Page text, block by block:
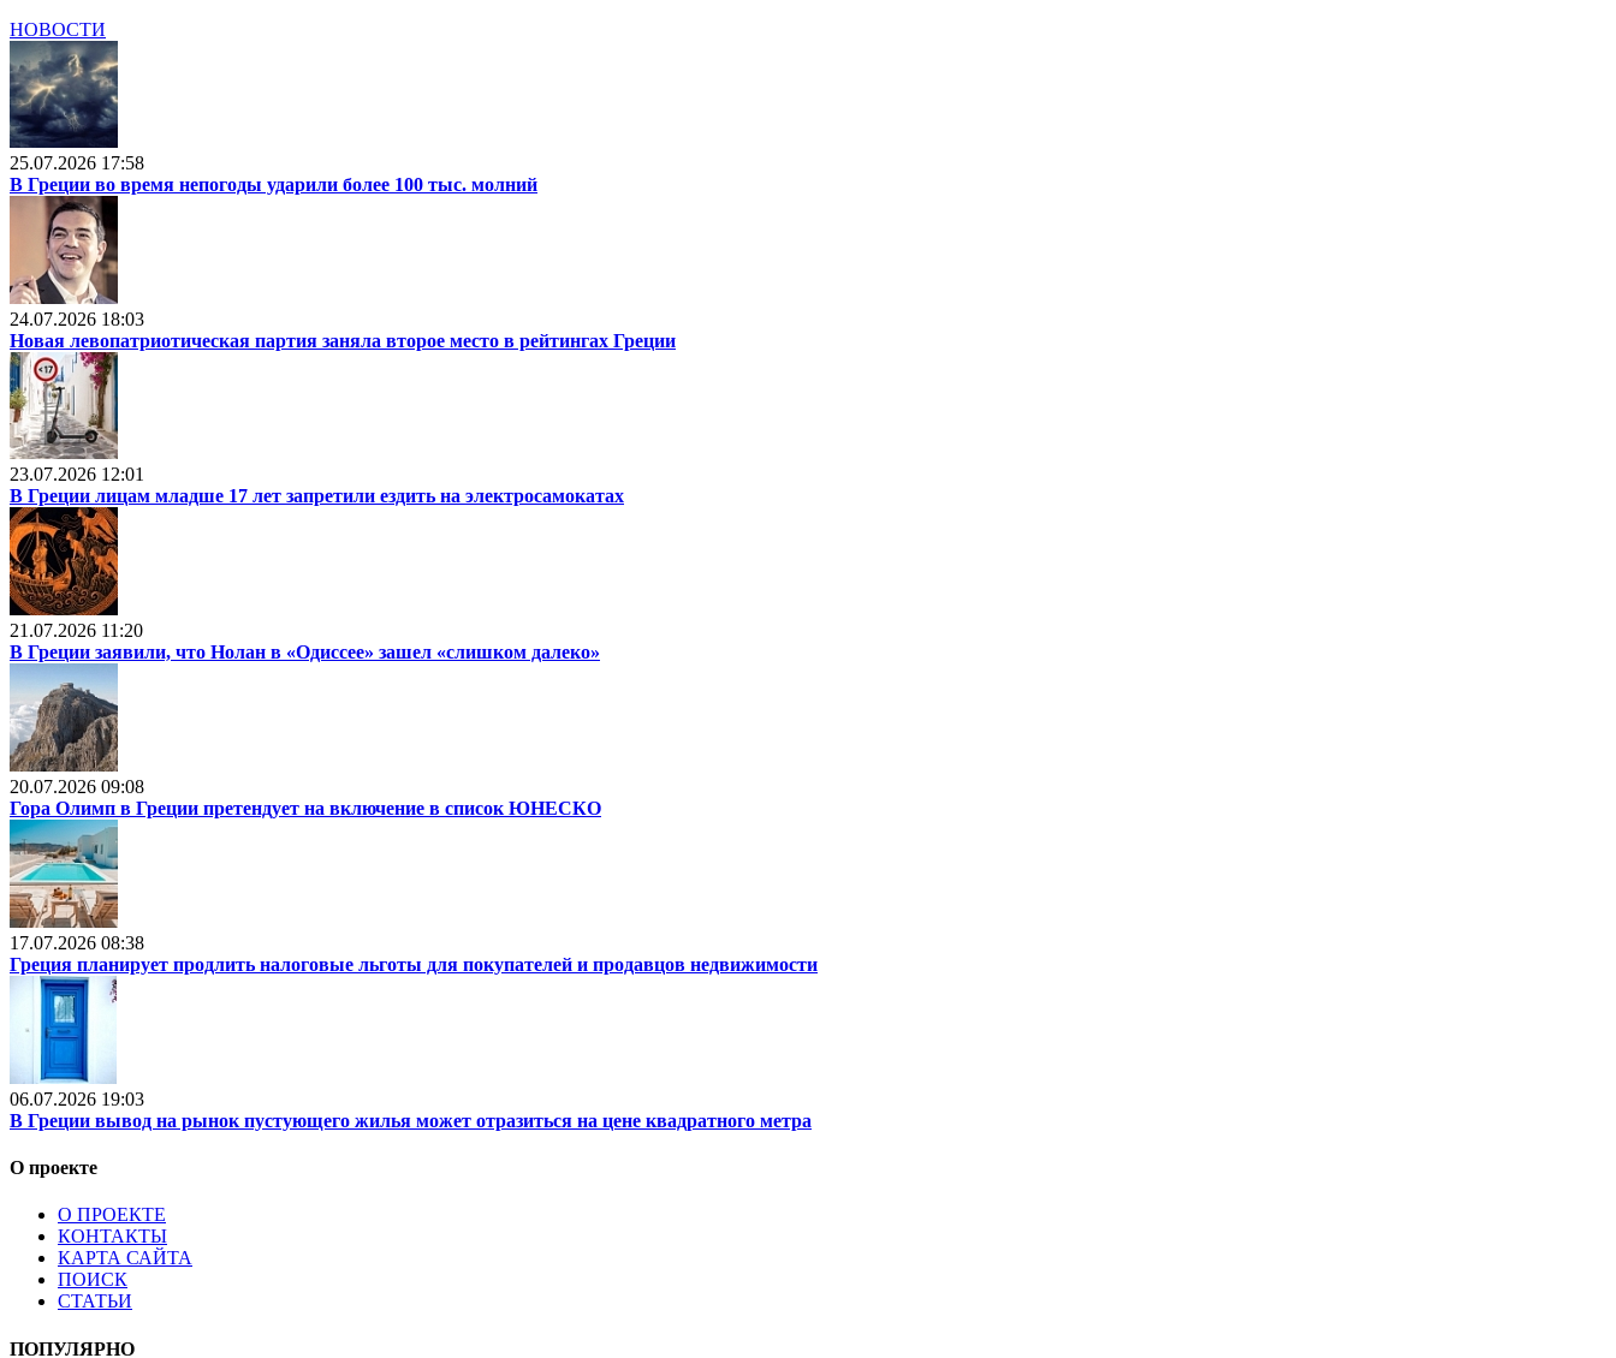
НОВОСТИ
25.07.2026 17:58
В Греции во время непогоды ударили более 100 тыс. молний
24.07.2026 18:03
Новая левопатриотическая партия заняла второе место в рейтингах Греции
23.07.2026 12:01
В Греции лицам младше 17 лет запретили ездить на электросамокатах
21.07.2026 11:20
В Греции заявили, что Нолан в «Одиссее» зашел «слишком далеко»
20.07.2026 09:08
Гора Олимп в Греции претендует на включение в список ЮНЕСКО
17.07.2026 08:38
Греция планирует продлить налоговые льготы для покупателей и продавцов недвижимости
06.07.2026 19:03
В Греции вывод на рынок пустующего жилья может отразиться на цене квадратного метра
О проекте
О ПРОЕКТЕ
КОНТАКТЫ
КАРТА САЙТА
ПОИСК
СТАТЬИ
ПОПУЛЯРНО